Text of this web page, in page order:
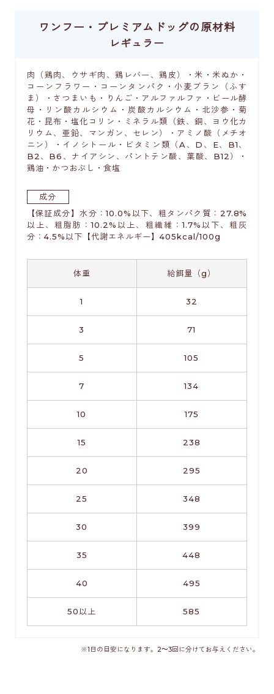
ワンフー・プレミアムドッグの原材料
レギュラー
肉（鶏肉、ウサギ肉、鶏レバー、鶏皮）・米・米ぬか・
コーンフラワー・コーンタンパク・小麦ブラン（ふす
ま）・さつまいも・りんご・アルファルファ・ビール酵
母・リン酸カルシウム・炭酸カルシウム・北沙参・菊
花・昆布・塩化コリン・ミネラル類（鉄、銅、ヨウ化カ
リウム、亜鉛、マンガン、セレン）・アミノ酸（メチオ
ニン）・イノシトール・ビタミン類（A、D、E、B1、
B2、B6、ナイアシン、パントテン酸、葉酸、B12）・
鶏油・かつおぶし・食塩
成分
【保証成分】水分：10.0%以下、粗タンパク質：27.8%
以上、粗脂肪：10.2%以上、粗繊維：1.7%以下、粗灰
分：4.5%以下【代謝エネルギー】405kcal/100g
体重 給餌量（g）
1 32
3 71
5 105
7 134
10 175
15 238
20 295
25 348
30 399
35 448
40 495
50以上 585
※1日の目安になります。2～3回に分けてお与えください。